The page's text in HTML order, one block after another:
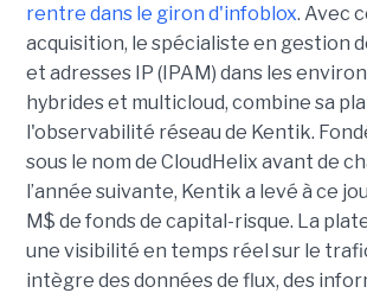
rentre dans le giron d'infoblox. Avec
acquisition, le spécialiste en gestion
et adresses IP (IPAM) dans les
hybrides et multicloud, combine sa
l'observabilité réseau de Kentik.
sous le nom de CloudHelix avant de
l’année suivante, Kentik a levé à ce
M$ de fonds de capital-risque. La
une visibilité en temps réel sur le
intègre des données de flux, des